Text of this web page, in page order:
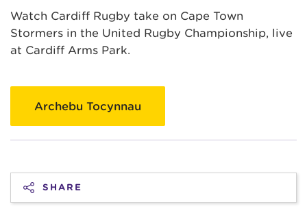
Watch Cardiff Rugby take on Cape Town
Stormers in the United Rugby Championship, live
at Cardiff Arms Park.
Archebu Tocynnau
SHARE